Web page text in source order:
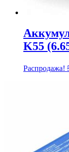
K55
Распродажа!